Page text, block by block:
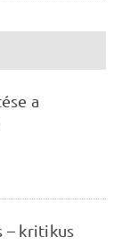
a
– kritikus